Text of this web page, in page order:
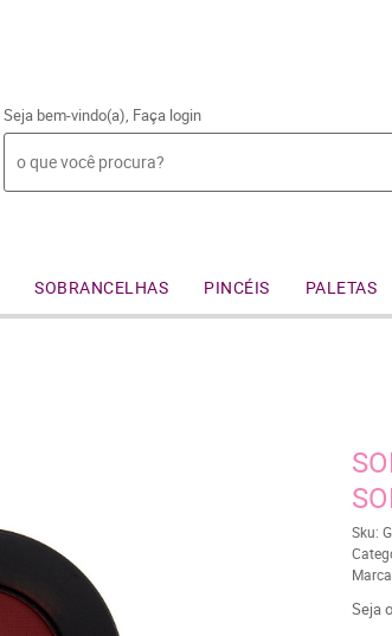
Seja bem-vindo(a), Faça login
SOBRANCELHAS PINCÉIS PALETAS
Sku:
Seja